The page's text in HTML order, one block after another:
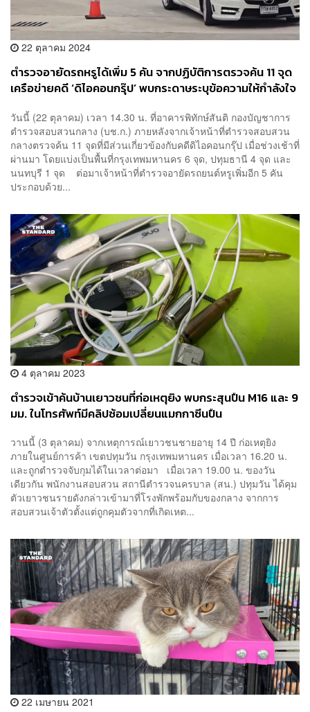
22 ตุลาคม 2024
ตำรวจอายัดรถหรูได้เพิ่ม 5 คัน จากปฏิบัติการตรวจค้น 11 จุด
เครือข่ายคดี ‘ดิไอคอนกรุ๊ป’ พบกระดาษระบุข้อความให้กำลังใจ
วันนี้ (22 ตุลาคม) เวลา 14.30 น. ที่อาคารพิทักษ์สันติ กองบัญชาการ
ตำรวจสอบสวนกลาง (บช.ก.) ภายหลังจากเจ้าหน้าที่ตำรวจสอบสวน
กลางตรวจค้น 11 จุดที่มีส่วนเกี่ยวข้องกับคดีดิไอคอนกรุ๊ป เมื่อช่วงเช้าที่
ผ่านมา โดยแบ่งเป็นพื้นที่กรุงเทพมหานคร 6 จุด, ปทุมธานี 4 จุด และ
นนทบุรี 1 จุด ต่อมาเจ้าหน้าที่ตำรวจอายัดรถยนต์หรูเพิ่มอีก 5 คัน
ประกอบด้วย...
4 ตุลาคม 2023
ตำรวจเข้าค้นบ้านเยาวชนที่ก่อเหตุยิง พบกระสุนปืน M16 และ 9
มม. ในโทรศัพท์มีคลิปซ้อมเปลี่ยนแมกกาซีนปืน
วานนี้ (3 ตุลาคม) จากเหตุการณ์เยาวชนชายอายุ 14 ปี ก่อเหตุยิง
ภายในศูนย์การค้า เขตปทุมวัน กรุงเทพมหานคร เมื่อเวลา 16.20 น.
และถูกตำรวจจับกุมได้ในเวลาต่อมา เมื่อเวลา 19.00 น. ของวัน
เดียวกัน พนักงานสอบสวน สถานีตำรวจนครบาล (สน.) ปทุมวัน ได้คุม
ตัวเยาวชนรายดังกล่าวเข้ามาที่โรงพักพร้อมกับของกลาง จากการ
สอบสวนเจ้าตัวตั้งแต่ถูกคุมตัวจากที่เกิดเหต...
22 เมษายน 2021